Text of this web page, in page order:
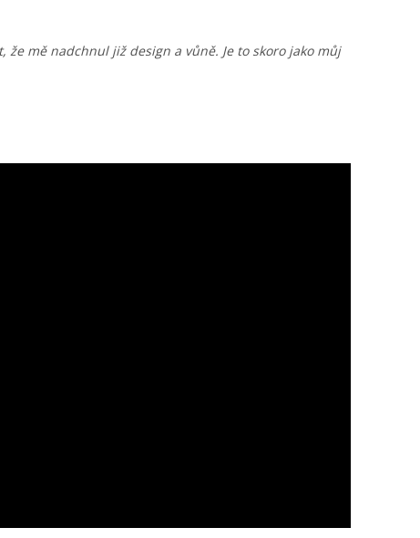
mě nadchnul již design a vůně. Je to skoro jako můj